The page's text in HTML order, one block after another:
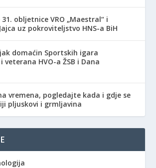
obljetnice VRO „Maestral“ i
uz pokroviteljstvo HNS-a BiH
domaćin Sportskih igara
veterana HVO-a ŽSB i Dana
vremena, pogledajte kada i gdje se
pljuskovi i grmljavina